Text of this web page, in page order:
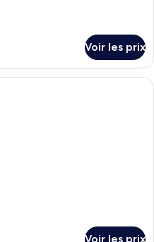
Voir les prix
Une chambre à coucher moderne
Voir les prix